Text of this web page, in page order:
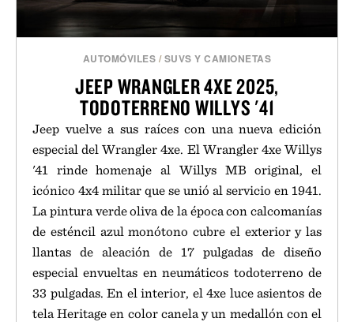
AUTOMÓVILES / SUVS Y CAMIONETAS
JEEP WRANGLER 4XE 2025,
TODOTERRENO WILLYS '41
Jeep vuelve a sus raíces con una nueva edición
especial del Wrangler 4xe. El Wrangler 4xe Willys
'41 rinde homenaje al Willys MB original, el
icónico 4x4 militar que se unió al servicio en 1941.
La pintura verde oliva de la época con calcomanías
de esténcil azul monótono cubre el exterior y las
llantas de aleación de 17 pulgadas de diseño
especial envueltas en neumáticos todoterreno de
33 pulgadas. En el interior, el 4xe luce asientos de
tela Heritage en color canela y un medallón con el